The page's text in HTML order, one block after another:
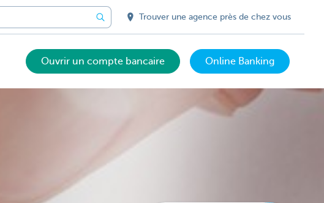
Trouver une agence près de chez vous
Ouvrir un compte bancaire Online Banking